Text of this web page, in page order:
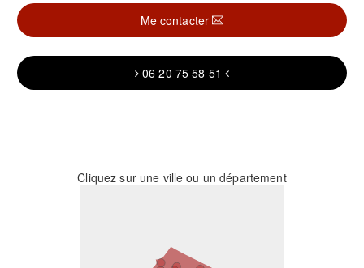
Me contacter
06 20 75 58 51
Cliquez sur une ville ou un département